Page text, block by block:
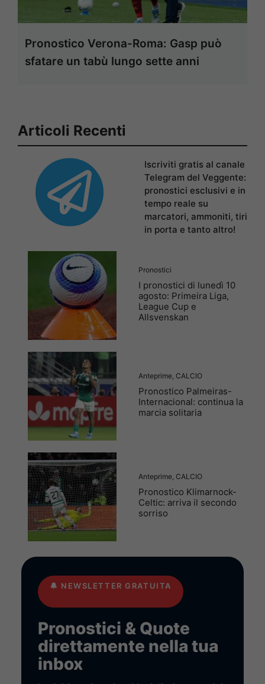
Pronostico Verona-Roma: Gasp può
sfatare un tabù lungo sette anni
Articoli Recenti
Iscriviti gratis al canale
Telegram del Veggente:
pronostici esclusivi e in
tempo reale su
marcatori, ammoniti, tiri
in porta e tanto altro!
Pronostici
I pronostici di lunedì 10
agosto: Primeira Liga,
League Cup e
Allsvenskan
Anteprime, CALCIO
Pronostico Palmeiras-
Internacional: continua la
marcia solitaria
Anteprime, CALCIO
Pronostico Klimarnock-
Celtic: arriva il secondo
sorriso
🔔 NEWSLETTER GRATUITA
Pronostici & Quote
direttamente nella tua
inbox